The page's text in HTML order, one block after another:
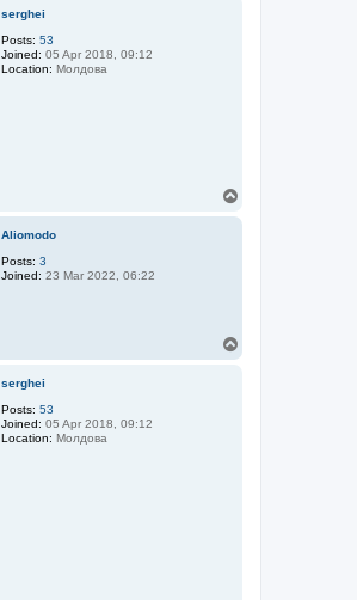
serghei
Posts: 53
Joined: 05 Apr 2018, 09:12
Location: Молдова
Aliomodo
Posts: 3
Joined: 23 Mar 2022, 06:22
serghei
Posts: 53
Joined: 05 Apr 2018, 09:12
Location: Молдова